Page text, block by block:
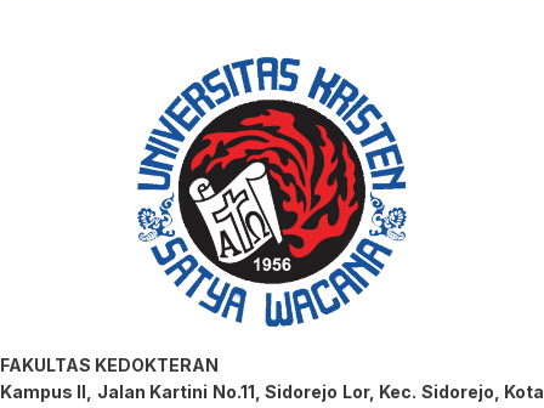
FAKULTAS KEDOKTERAN
Kampus II, Jalan Kartini No.11, Sidorejo Lor, Kec. Sidorejo, Kota